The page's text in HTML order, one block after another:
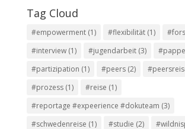
Tag Cloud
#empowerment(1) #flexibilität(1)
#interview(1) #jugendarbeit(3)
#partizipation (1) #peers(2)
#prozess(1) #reise (1)
#reportage #expeerience #dokuteam (3)
#schwedenreise (1) #studie (2)